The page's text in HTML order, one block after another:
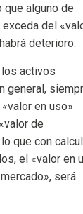
que alguno de
del
deterioro.
los activos
general,
en uso»
de
que con
el «valor en
será